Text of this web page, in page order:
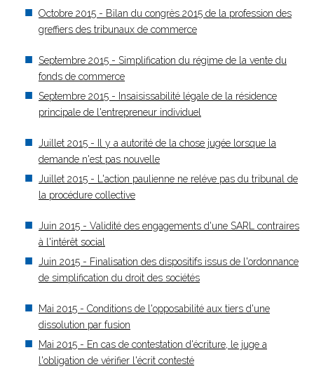
Octobre 2015 - Bilan du congrès 2015 de la profession des
greffiers des tribunaux de commerce
Septembre 2015 - Simplification du régime de la vente du
fonds de commerce
Septembre 2015 - Insaisissabilité légale de la résidence
principale de l'entrepreneur individuel
Juillet 2015 - Il y a autorité de la chose jugée lorsque la
demande n'est pas nouvelle
Juillet 2015 - L'action paulienne ne reléve pas du tribunal de
la procédure collective
Juin 2015 - Validité des engagements d'une SARL contraires
à l'intérêt social
Juin 2015 - Finalisation des dispositifs issus de l'ordonnance
de simplification du droit des sociétés
Mai 2015 - Conditions de l'opposabilité aux tiers d'une
dissolution par fusion
Mai 2015 - En cas de contestation d'écriture, le juge a
l'obligation de vérifier l'écrit contesté